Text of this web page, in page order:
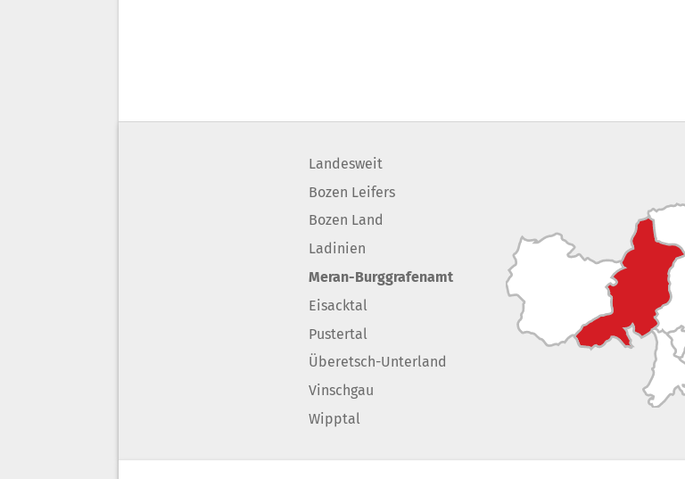
Landesweit
Bozen Leifers
Bozen Land
Ladinien
Meran-Burggrafenamt
Eisacktal
Pustertal
Überetsch-Unterland
Vinschgau
Wipptal